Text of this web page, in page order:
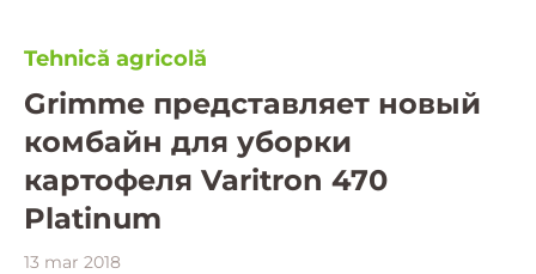
Tehnică agricolă
Grimme представляет новый
комбайн для уборки
картофеля Varitron 470
Platinum
13 mar 2018